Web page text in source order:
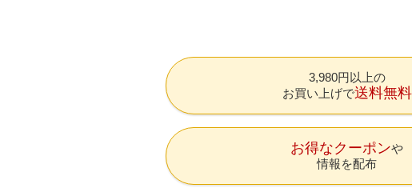
3,980円以上の
お買い上げで送料無料
お得なクーポン
情報を配布